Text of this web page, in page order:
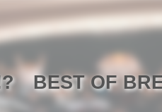
BEST OF